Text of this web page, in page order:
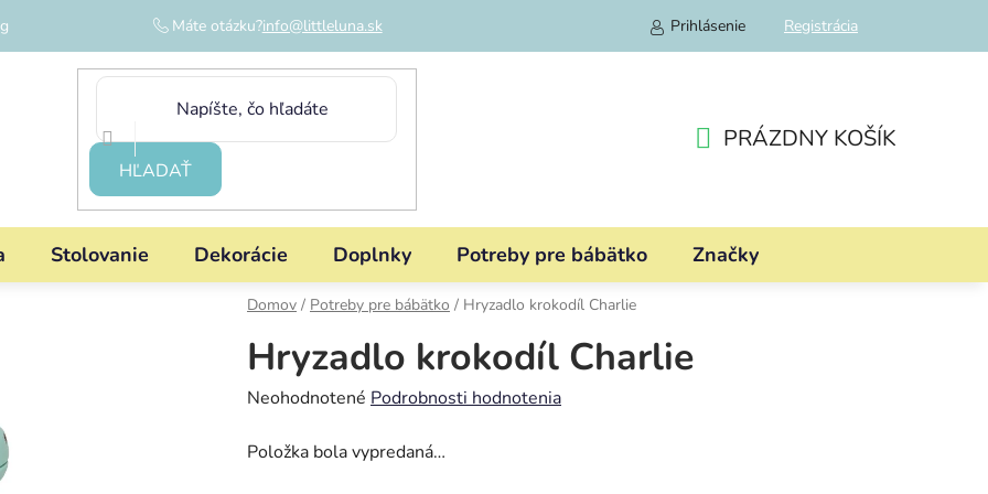
Máte otázku?info@littleluna.sk Prihlásenie Registrácia
HĽADAŤ
KOŠÍK
PRÁZDNY KOŠÍK
Stolovanie Dekorácie Doplnky Potreby pre bábätko Značky
Domov / Potreby pre bábätko / Hryzadlo krokodíl Charlie
Hryzadlo krokodíl Charlie
Priemerné
produktu
Neohodnotené Podrobnosti hodnotenia
Položka bola vypredaná…